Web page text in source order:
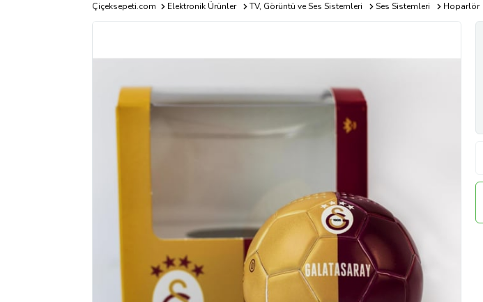
Çiçeksepeti.com Elektronik Ürünler TV, Görüntü ve Ses Sistemleri Ses Sistemleri Hoparlör